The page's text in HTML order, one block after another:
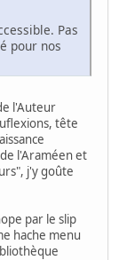
Pas
pour nos
l'Auteur
tête
l'Araméen et
j'y goûte
par le slip
hache menu